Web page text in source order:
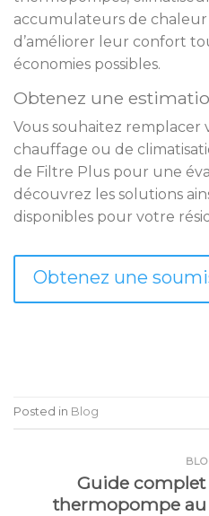
accumulateurs de
d’améliorer leur confort
économies possibles.
Obtenez une
Vous souhaitez remplacer
chauffage ou de
de Filtre Plus pour une
découvrez les solutions
disponibles pour votre
Obtenez une
Posted in Blog
Guide complet
thermopompe au